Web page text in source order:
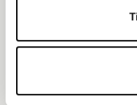
Askims Verkstadsväg